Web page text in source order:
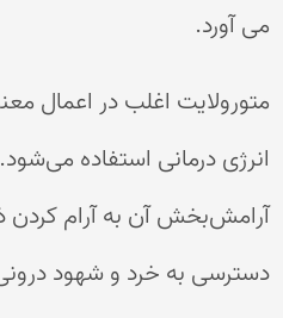
می آورد.
متورولایت اغلب در اعمال
انرژی درمانی استفاده
آرامش‌بخش آن به آرام
دسترسی به خرد و شهود